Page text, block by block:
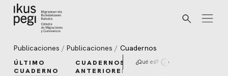
Ir directamente al contenido
Buscar
Publicaciones Publicaciones Cuadernos
ÚLTIMO
CUADERNO
CUADERNOS
ANTERIORES
¿Qué es?